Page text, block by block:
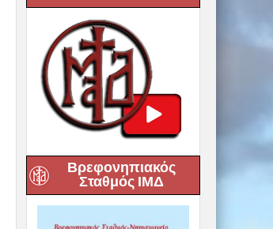
Βρεφονηπιακός
Σταθμός ΙΜΔ